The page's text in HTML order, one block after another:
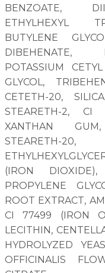
BENZOATE,
ETHYLHEXYL
BUTYLENE
DIBEHENATE,
POTASSIUM
GLYCOL,
CETETH-20,
STEARETH-2,
XANTHAN
STEARETH-
(IRON DIOXIDE),
PROPYLENE
ROOT EXTRACT,
CI 77499 (IRON
LECITHIN,
HYDROLYZED
OFFICINALIS